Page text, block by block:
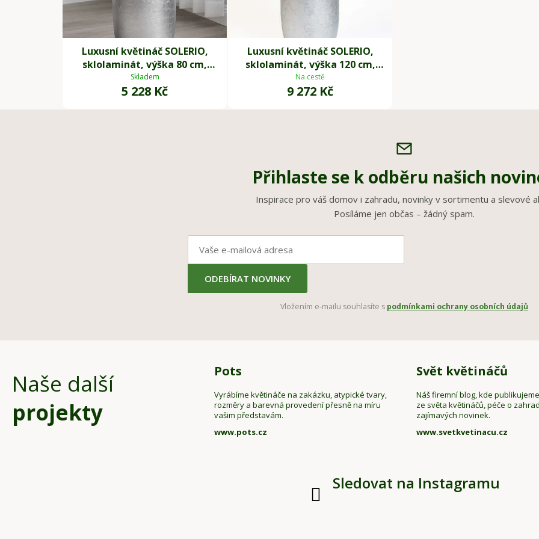
Luxusní květináč SOLERIO,
sklolaminát, výška 80 cm,
stříbrný lesk
Skladem
5 228 Kč
Luxusní květináč SOLERIO,
sklolaminát, výška 120 cm,
stříbrný lesk
Na cestě
9 272 Kč
Přihlaste se k odběru našich
Inspirace pro váš domov i zahradu, novinky v sortimentu a slevové
Posíláme jen občas – žádný spam.
ODEBÍRAT NOVINKY
Vložením e-mailu souhlasíte s podmínkami ochrany osobních údajů
Naše další
projekty
Pots
Vyrábíme květináče na zakázku, atypické tvary,
rozměry a barevná provedení přesně na míru
vašim představám.
www.pots.cz
Svět květináčů
Náš firemní blog, kde
ze světa květináčů, péče o
zajímavých novinek.
www.svetkvetinacu.cz
Sledovat na Instagramu